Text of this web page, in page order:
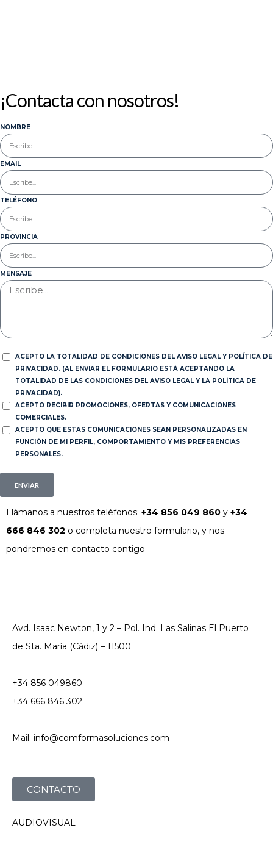
¡Contacta con nosotros!
NOMBRE
EMAIL
TELÉFONO
PROVINCIA
MENSAJE
ACEPTO LA TOTALIDAD DE CONDICIONES DEL AVISO LEGAL Y POLÍTICA DE
PRIVACIDAD. (AL ENVIAR EL FORMULARIO ESTÁ ACEPTANDO LA
TOTALIDAD DE LAS CONDICIONES DEL AVISO LEGAL Y LA POLÍTICA DE
PRIVACIDAD).
ACEPTO RECIBIR PROMOCIONES, OFERTAS Y COMUNICACIONES
COMERCIALES.
ACEPTO QUE ESTAS COMUNICACIONES SEAN PERSONALIZADAS EN
FUNCIÓN DE MI PERFIL, COMPORTAMIENTO Y MIS PREFERENCIAS
PERSONALES.
ENVIAR
Llámanos a nuestros teléfonos: +34 856 049 860 y +34
666 846 302 o completa nuestro formulario, y nos
pondremos en contacto contigo
Avd. Isaac Newton, 1 y 2 – Pol. Ind. Las Salinas El Puerto
de Sta. María (Cádiz) – 11500
+34 856 049860
+34 666 846 302
Mail: info@comformasoluciones.com
CONTACTO
AUDIOVISUAL